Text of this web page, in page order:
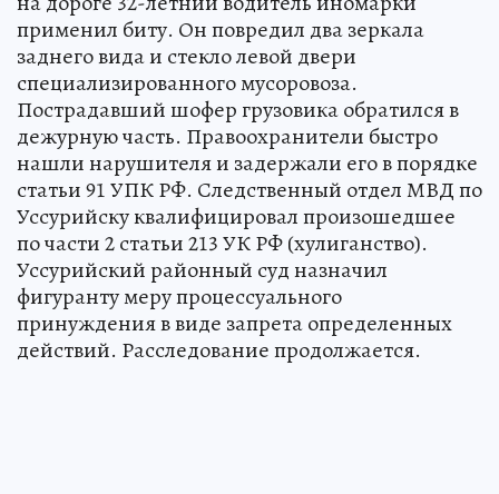
применил биту. Он повредил два зеркала
заднего вида и стекло левой двери
специализированного мусоровоза.
Пострадавший шофер грузовика обратился в
дежурную часть. Правоохранители быстро
нашли нарушителя и задержали его в порядке
статьи 91 УПК РФ. Следственный отдел МВД по
Уссурийску квалифицировал произошедшее
по части 2 статьи 213 УК РФ (хулиганство).
Уссурийский районный суд назначил
фигуранту меру процессуального
принуждения в виде запрета определенных
действий. Расследование продолжается.